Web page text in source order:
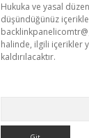
Hukuka ve yasal
düşündüğünüz
halinde, ilgili içerikler
kaldırılacaktır.